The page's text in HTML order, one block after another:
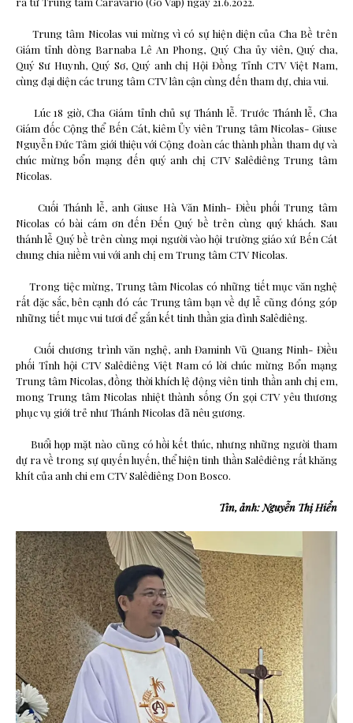
Trung tâm Nicolas vui mừng vì có sự hiện diện của Cha Bề trên
Giám tỉnh dòng Barnaba Lê An Phong, Quý Cha ủy viên, Quý cha,
Quý Sư Huynh, Quý Sơ, Quý anh chị Hội Đồng Tỉnh CTV Việt Nam,
cùng đại diện các trung tâm CTV lân cận cùng đến tham dự, chia vui.
Lúc 18 giờ, Cha Giám tỉnh chủ sự Thánh lễ. Trước Thánh lễ, Cha
Giám đốc Cộng thể Bến Cát, kiêm Ủy viên Trung tâm Nicolas- Giuse
Nguyễn Đức Tâm giới thiệu với Cộng đoàn các thành phần tham dự và
chúc mừng bổn mạng đến quý anh chị CTV Salêdiêng Trung tâm
Nicolas.
Cuối Thánh lễ, anh Giuse Hà Văn Minh- Điều phối Trung tâm
Nicolas có bài cám ơn đến Đến Quý bề trên cùng quý khách. Sau
thánh lễ Quý bề trên cùng mọi người vào hội trường giáo xứ Bến Cát
chung chia niềm vui với anh chị em Trung tâm CTV Nicolas.
Trong tiệc mừng, Trung tâm Nicolas có những tiết mục văn nghệ
rất đặc sắc, bên cạnh đó các Trung tâm bạn về dự lễ cũng đóng góp
những tiết mục vui tươi để gắn kết tinh thần gia đình Salêdiêng.
Cuối chương trình văn nghệ, anh Đaminh Vũ Quang Ninh- Điều
phối Tỉnh hội CTV Salêdiêng Việt Nam có lời chúc mừng Bổn mạng
Trung tâm Nicolas, đồng thời khích lệ động viên tinh thần anh chị em,
mong Trung tâm Nicolas nhiệt thành sống Ơn gọi CTV yêu thương
phục vụ giới trẻ như Thánh Nicolas đã nêu gương.
Buổi họp mặt nào cũng có hồi kết thúc, nhưng những người tham
dự ra về trong sự quyến luyến, thể hiện tinh thần Salêdiêng rất khăng
khít của anh chi em CTV Salêdiêng Don Bosco.
Tin, ảnh: Nguyễn Thị Hiển